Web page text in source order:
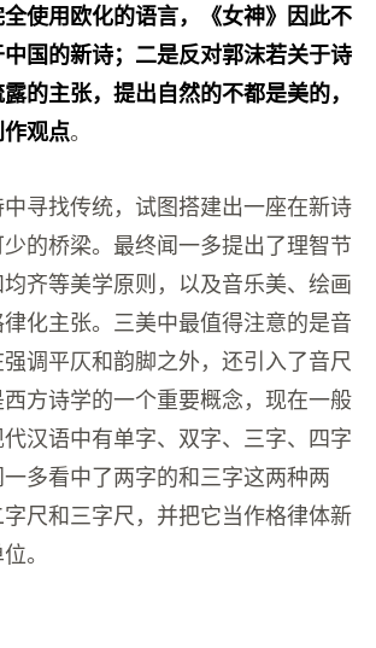
使用欧化的语言，《女神》因此不
国的新诗；二是反对郭沫若关于诗
的主张，提出自然的不都是美的，
作观点。
寻找传统，试图搭建出一座在新诗
的桥梁。最终闻一多提出了理智节
齐等美学原则，以及音乐美、绘画
化主张。三美中最值得注意的是音
调平仄和韵脚之外，还引入了音尺
方诗学的一个重要概念，现在一般
汉语中有单字、双字、三字、四字
多看中了两字的和三字这两种两
尺和三字尺，并把它当作格律体新
。